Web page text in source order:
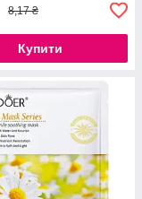
8,17 ₴
Купити